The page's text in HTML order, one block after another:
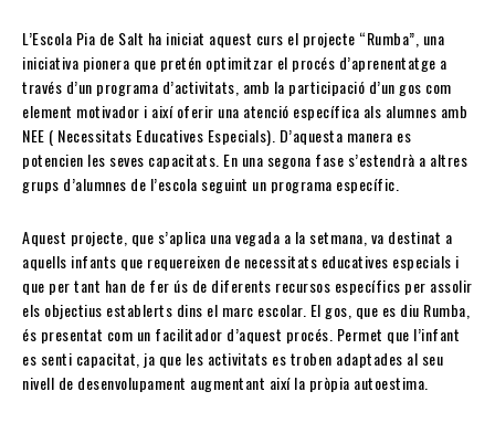
L’Escola Pia de Salt ha iniciat aquest curs el projecte “Rumba”, una
iniciativa pionera que pretén optimitzar el procés d’aprenentatge a
través d’un programa d’activitats, amb la participació d’un gos com
element motivador i així oferir una atenció específica als alumnes amb
NEE ( Necessitats Educatives Especials). D’aquesta manera es
potencien les seves capacitats. En una segona fase s’estendrà a altres
grups d’alumnes de l’escola seguint un programa específic.
Aquest projecte, que s’aplica una vegada a la setmana, va destinat a
aquells infants que requereixen de necessitats educatives especials i
que per tant han de fer ús de diferents recursos específics per assolir
els objectius establerts dins el marc escolar. El gos, que es diu Rumba,
és presentat com un facilitador d’aquest procés. Permet que l’infant
es senti capacitat, ja que les activitats es troben adaptades al seu
nivell de desenvolupament augmentant així la pròpia autoestima.